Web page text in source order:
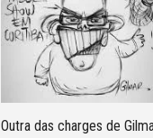
Outra das charges de